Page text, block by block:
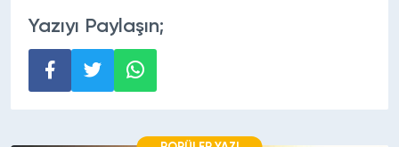
Yazıyı Paylaşın;